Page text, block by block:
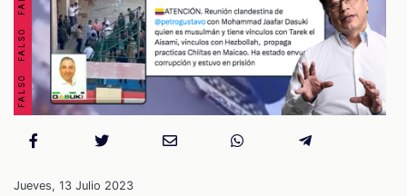
Jueves, 13 Julio 2023